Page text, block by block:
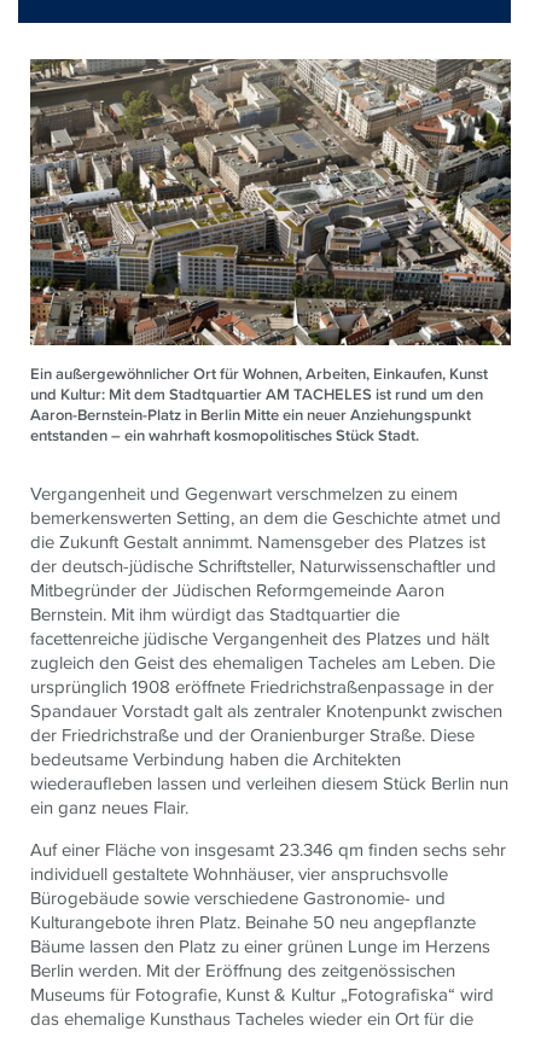
Ein außergewöhnlicher Ort für Wohnen, Arbeiten, Einkaufen, Kunst
und Kultur: Mit dem Stadtquartier AM TACHELES ist rund um den
Aaron-Bernstein-Platz in Berlin Mitte ein neuer Anziehungspunkt
entstanden – ein wahrhaft kosmopolitisches Stück Stadt.
Vergangenheit und Gegenwart verschmelzen zu einem
bemerkenswerten Setting, an dem die Geschichte atmet und
die Zukunft Gestalt annimmt. Namensgeber des Platzes ist
der deutsch-jüdische Schriftsteller, Naturwissenschaftler und
Mitbegründer der Jüdischen Reformgemeinde Aaron
Bernstein. Mit ihm würdigt das Stadtquartier die
facettenreiche jüdische Vergangenheit des Platzes und hält
zugleich den Geist des ehemaligen Tacheles am Leben. Die
ursprünglich 1908 eröffnete Friedrichstraßenpassage in der
Spandauer Vorstadt galt als zentraler Knotenpunkt zwischen
der Friedrichstraße und der Oranienburger Straße. Diese
bedeutsame Verbindung haben die Architekten
wiederaufleben lassen und verleihen diesem Stück Berlin nun
ein ganz neues Flair.
Auf einer Fläche von insgesamt 23.346 qm finden sechs sehr
individuell gestaltete Wohnhäuser, vier anspruchsvolle
Bürogebäude sowie verschiedene Gastronomie- und
Kulturangebote ihren Platz. Beinahe 50 neu angepflanzte
Bäume lassen den Platz zu einer grünen Lunge im Herzens
Berlin werden. Mit der Eröffnung des zeitgenössischen
Museums für Fotografie, Kunst & Kultur „Fotografiska“ wird
das ehemalige Kunsthaus Tacheles wieder ein Ort für die